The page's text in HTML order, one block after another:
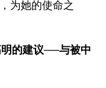
为她的使命之
明的建议──与被中